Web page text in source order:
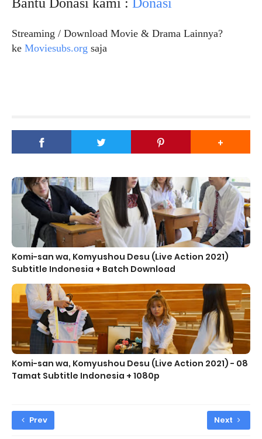
Streaming / Download Movie & Drama Lainnya?
ke Moviesubs.org saja
Komi-san wa, Komyushou Desu (Live Action 2021)
Subtitle Indonesia + Batch Download
Komi-san wa, Komyushou Desu (Live Action 2021) - 08
Tamat Subtitle Indonesia + 1080p
Prev Next